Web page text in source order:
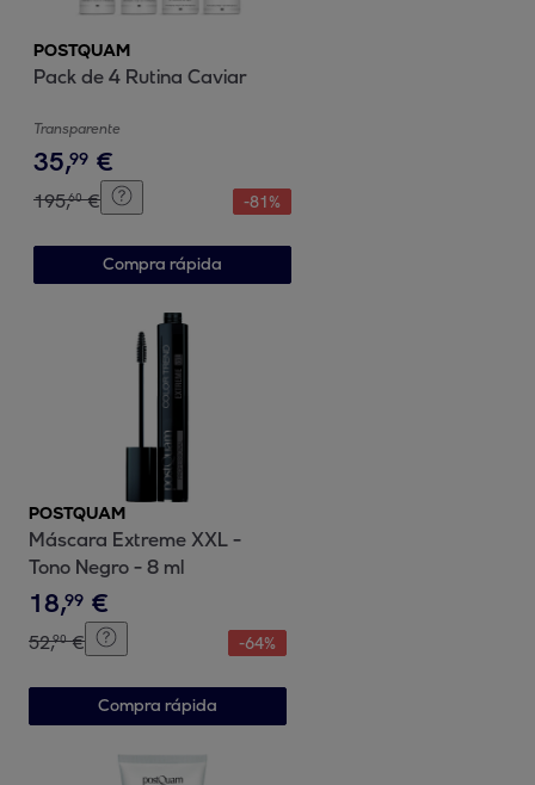
POSTQUAM
Pack de 4 Rutina Caviar
Transparente
35,99 €
195,60 € -81%
Compra rápida
POSTQUAM
Máscara Extreme XXL -
Tono Negro - 8 ml
18,99 €
52,90 € -64%
Compra rápida